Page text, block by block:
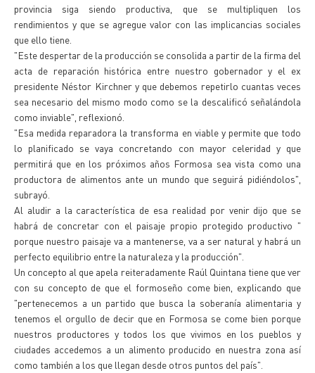
provincia siga siendo productiva, que se multipliquen los
rendimientos y que se agregue valor con las implicancias sociales
que ello tiene.
"Este despertar de la producción se consolida a partir de la firma del
acta de reparación histórica entre nuestro gobernador y el ex
presidente Néstor Kirchner y que debemos repetirlo cuantas veces
sea necesario del mismo modo como se la descalificó señalándola
como inviable", reflexionó.
"Esa medida reparadora la transforma en viable y permite que todo
lo planificado se vaya concretando con mayor celeridad y que
permitirá que en los próximos años Formosa sea vista como una
productora de alimentos ante un mundo que seguirá pidiéndolos",
subrayó.
Al aludir a la característica de esa realidad por venir dijo que se
habrá de concretar con el paisaje propio protegido productivo "
porque nuestro paisaje va a mantenerse, va a ser natural y habrá un
perfecto equilibrio entre la naturaleza y la producción".
Un concepto al que apela reiteradamente Raúl Quintana tiene que ver
con su concepto de que el formoseño come bien, explicando que
"pertenecemos a un partido que busca la soberanía alimentaria y
tenemos el orgullo de decir que en Formosa se come bien porque
nuestros productores y todos los que vivimos en los pueblos y
ciudades accedemos a un alimento producido en nuestra zona así
como también a los que llegan desde otros puntos del país".